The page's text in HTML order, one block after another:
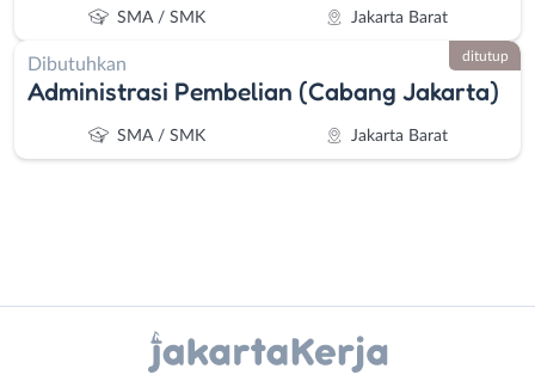
SMA / SMK Jakarta Barat
Dibutuhkan
Administrasi Pembelian (Cabang Jakarta)
SMA / SMK Jakarta Barat
ditutup
Ahli
(Remote
X - Twitter Telegram
Kanal Lainnya..